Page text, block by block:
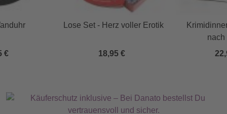
€
Lose Set - Herz voller Erotik
18,95 €
nach